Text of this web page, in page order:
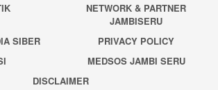
NETWORK & PARTNER
JAMBISERU
SIBER
PRIVACY POLICY
MEDSOS JAMBI SERU
DISCLAIMER